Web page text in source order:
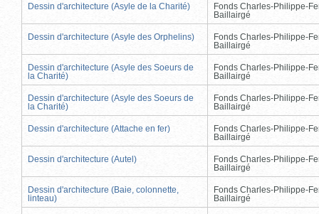
Dessin d'architecture (Asyle de la Charité)
Fonds Charles-Philippe-
Baillairgé
Dessin d'architecture (Asyle des Orphelins)
Fonds Charles-Philippe-
Baillairgé
Dessin d'architecture (Asyle des Soeurs de
la Charité)
Fonds Charles-Philippe-
Baillairgé
Dessin d'architecture (Asyle des Soeurs de
la Charité)
Fonds Charles-Philippe-
Baillairgé
Dessin d'architecture (Attache en fer)
Fonds Charles-Philippe-
Baillairgé
Dessin d'architecture (Autel)
Fonds Charles-Philippe-
Baillairgé
Dessin d'architecture (Baie, colonnette,
linteau)
Fonds Charles-Philippe-
Baillairgé